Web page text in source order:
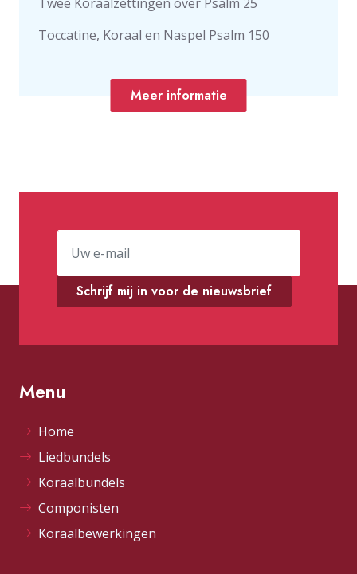
Toccatine, Koraal en Naspel Psalm 150
Meer informatie
Schrijf mij in voor de nieuwsbrief
Menu
Home
Liedbundels
Koraalbundels
Componisten
Koraalbewerkingen